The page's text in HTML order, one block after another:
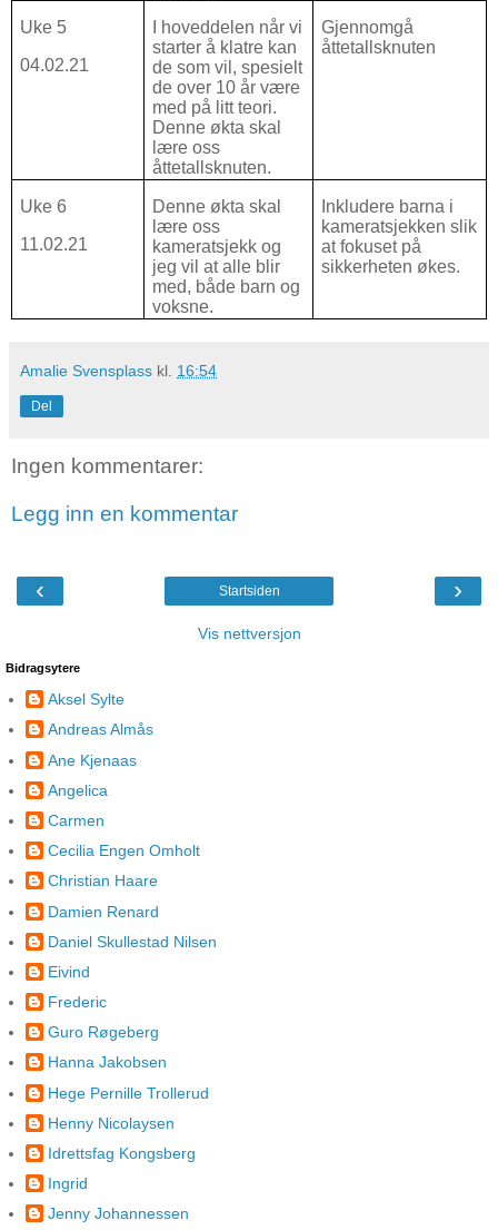
Uke 5
04.02.21
I hoveddelen når vi
starter å klatre kan
de som vil, spesielt
de over 10 år være
med på litt teori.
Denne økta skal
lære oss
åttetallsknuten.
Gjennomgå
åttetallsknuten
Uke 6
11.02.21
Denne økta skal
lære oss
kameratsjekk og
jeg vil at alle blir
med, både barn og
voksne.
Inkludere barna i
kameratsjekken slik
at fokuset på
sikkerheten økes.
Amalie Svensplass kl. 16:54
Del
Ingen kommentarer:
Legg inn en kommentar
‹ ›
Startsiden
Vis nettversjon
Bidragsytere
Aksel Sylte
Andreas Almås
Ane Kjenaas
Angelica
Carmen
Cecilia Engen Omholt
Christian Haare
Damien Renard
Daniel Skullestad Nilsen
Eivind
Frederic
Guro Røgeberg
Hanna Jakobsen
Hege Pernille Trollerud
Henny Nicolaysen
Idrettsfag Kongsberg
Ingrid
Jenny Johannessen